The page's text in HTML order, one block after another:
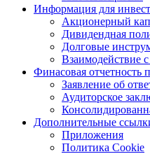
Информация для
Акционерный
Дивидендная
Долговые
Взаимодействие
Финасовая
Заявление об
Аудиторское
Дополнительные
Приложения
Политика Cookie